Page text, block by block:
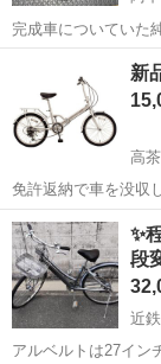
完成車についていた
ほぼ未使用です 画像
いなべ市
新
高
免許返納で車を没収
てくれないので残念ですが売却し
ん。 価格は多少相談
三重 津市
✨
段
近
アルベルトは27イン